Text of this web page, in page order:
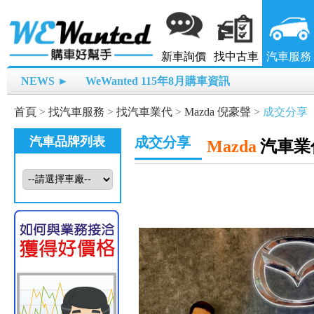
新車詢價 找中古車 汽車服務
NEWS ► WeWanted 115年8月購車資訊
首頁 > 找汽車服務 > 找汽車業代 > Mazda 倪豪聲 > 成交分享
汽車品牌列表 成交分享 Mazda 汽車